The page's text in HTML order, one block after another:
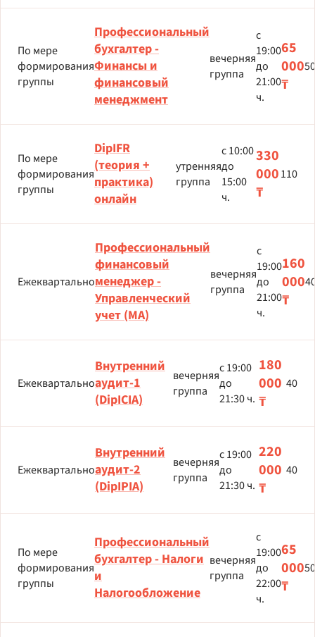
По мере
формирования
группы
Профессиональный
бухгалтер -
Финансы и
финансовый
менеджмент
вечерняя
группа
с
19:00
до
21:00
ч.
65
000
₸
50
По мере
формирования
группы
DipIFR
(теория +
практика)
онлайн
утренняя
группа
с 10:00
до
15:00
ч.
330
000
₸
110
Ежеквартально
Профессиональный
финансовый
менеджер -
Управленческий
учет (MA)
вечерняя
группа
с
19:00
до
21:00
ч.
160
000
₸
Ежеквартально
Внутренний
аудит-1
(DipICIA)
вечерняя
группа
с 19:00
до
21:30 ч.
180
000
₸
40
Ежеквартально
Внутренний
аудит-2
(DipIPIA)
вечерняя
группа
с 19:00
до
21:30 ч.
220
000
₸
40
По мере
формирования
группы
Профессиональный
бухгалтер - Налоги
и
Налогообложение
вечерняя
группа
с
19:00
до
22:00
ч.
65
000
₸
50